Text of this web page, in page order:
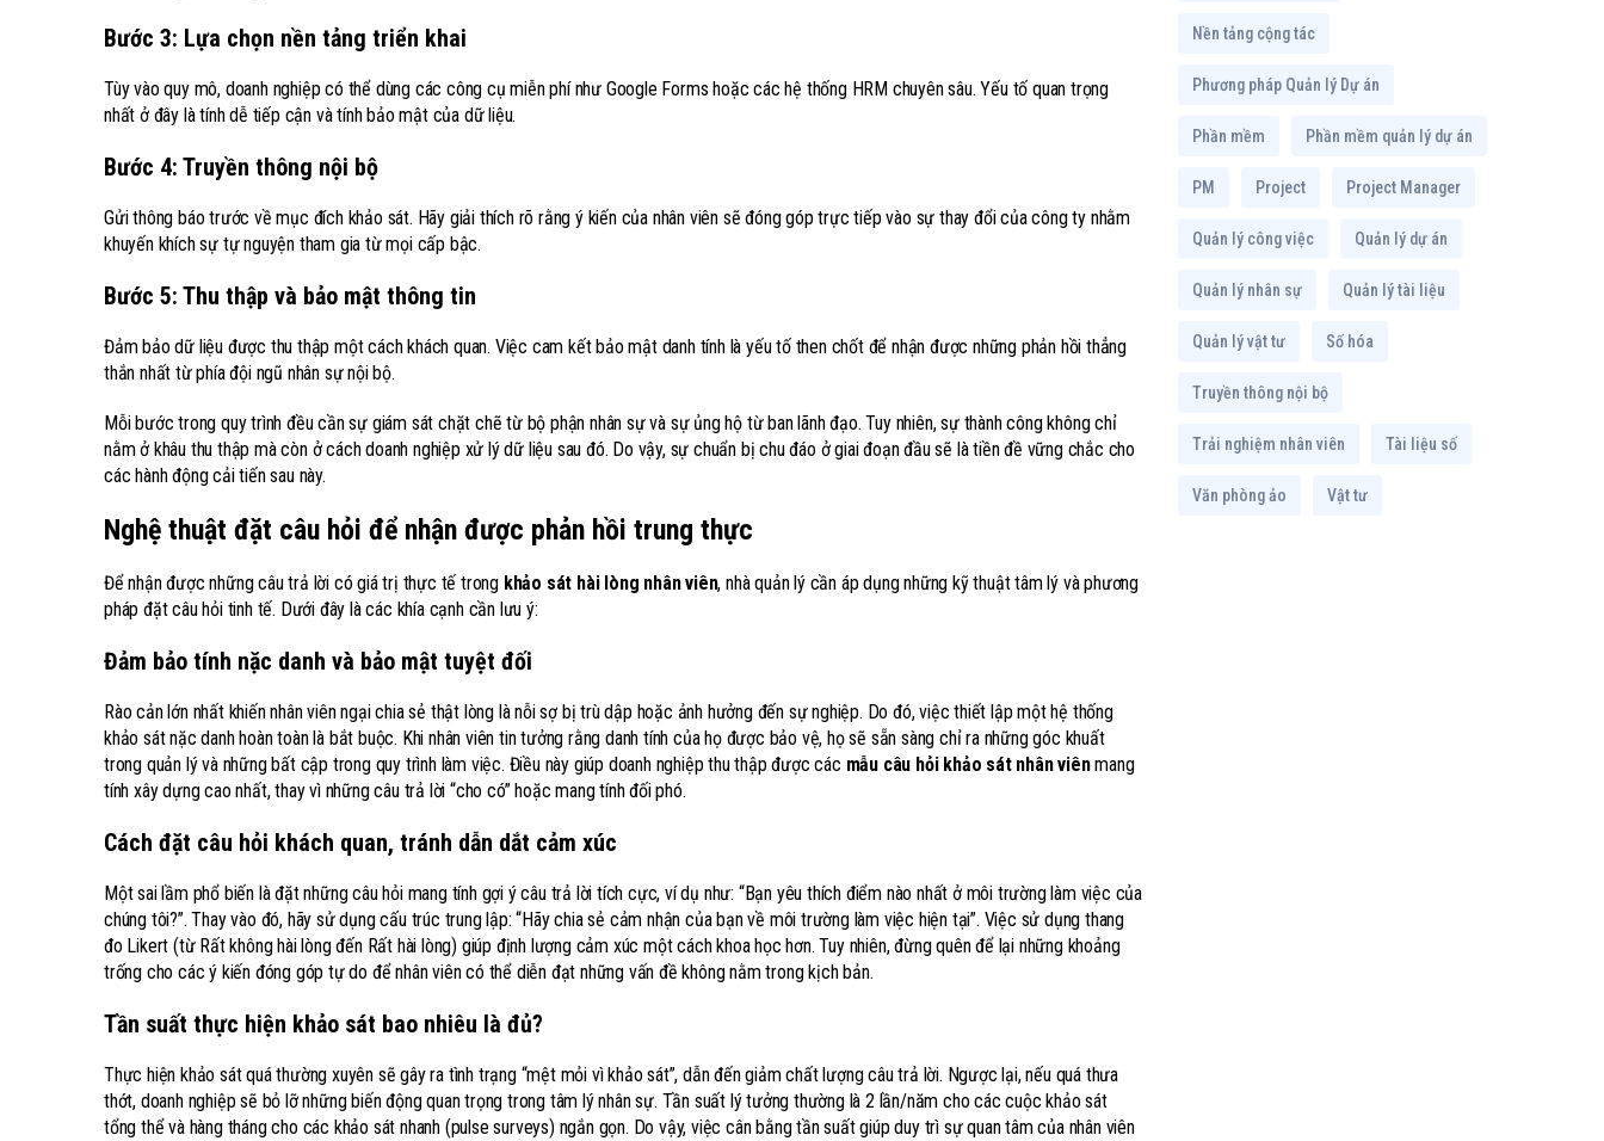
Bước 3: Lựa chọn nền tảng triển khai
Tùy vào quy mô, doanh nghiệp có thể dùng các công cụ miễn phí như Google Forms hoặc các hệ thống HRM chuyên sâu. Yếu tố quan trọng
nhất ở đây là tính dễ tiếp cận và tính bảo mật của dữ liệu.
Bước 4: Truyền thông nội bộ
Gửi thông báo trước về mục đích khảo sát. Hãy giải thích rõ rằng ý kiến của nhân viên sẽ đóng góp trực tiếp vào sự thay đổi của công ty nhằm
khuyến khích sự tự nguyện tham gia từ mọi cấp bậc.
Bước 5: Thu thập và bảo mật thông tin
Đảm bảo dữ liệu được thu thập một cách khách quan. Việc cam kết bảo mật danh tính là yếu tố then chốt để nhận được những phản hồi thẳng
thắn nhất từ phía đội ngũ nhân sự nội bộ.
Mỗi bước trong quy trình đều cần sự giám sát chặt chẽ từ bộ phận nhân sự và sự ủng hộ từ ban lãnh đạo. Tuy nhiên, sự thành công không chỉ
nằm ở khâu thu thập mà còn ở cách doanh nghiệp xử lý dữ liệu sau đó. Do vậy, sự chuẩn bị chu đáo ở giai đoạn đầu sẽ là tiền đề vững chắc cho
các hành động cải tiến sau này.
Nghệ thuật đặt câu hỏi để nhận được phản hồi trung thực
Để nhận được những câu trả lời có giá trị thực tế trong khảo sát hài lòng nhân viên, nhà quản lý cần áp dụng những kỹ thuật tâm lý và phương
pháp đặt câu hỏi tinh tế. Dưới đây là các khía cạnh cần lưu ý:
Đảm bảo tính nặc danh và bảo mật tuyệt đối
Rào cản lớn nhất khiến nhân viên ngại chia sẻ thật lòng là nỗi sợ bị trù dập hoặc ảnh hưởng đến sự nghiệp. Do đó, việc thiết lập một hệ thống
khảo sát nặc danh hoàn toàn là bắt buộc. Khi nhân viên tin tưởng rằng danh tính của họ được bảo vệ, họ sẽ sẵn sàng chỉ ra những góc khuất
trong quản lý và những bất cập trong quy trình làm việc. Điều này giúp doanh nghiệp thu thập được các mẫu câu hỏi khảo sát nhân viênmang
tính xây dựng cao nhất, thay vì những câu trả lời “cho có” hoặc mang tính đối phó.
Cách đặt câu hỏi khách quan, tránh dẫn dắt cảm xúc
Một sai lầm phổ biến là đặt những câu hỏi mang tính gợi ý câu trả lời tích cực, ví dụ như: “Bạn yêu thích điểm nào nhất ở môi trường làm việc của
chúng tôi?”. Thay vào đó, hãy sử dụng cấu trúc trung lập: “Hãy chia sẻ cảm nhận của bạn về môi trường làm việc hiện tại”. Việc sử dụng thang
đo Likert (từ Rất không hài lòng đến Rất hài lòng) giúp định lượng cảm xúc một cách khoa học hơn. Tuy nhiên, đừng quên để lại những khoảng
trống cho các ý kiến đóng góp tự do để nhân viên có thể diễn đạt những vấn đề không nằm trong kịch bản.
Tần suất thực hiện khảo sát bao nhiêu là đủ?
Thực hiện khảo sát quá thường xuyên sẽ gây ra tình trạng “mệt mỏi vì khảo sát”, dẫn đến giảm chất lượng câu trả lời. Ngược lại, nếu quá thưa
thớt, doanh nghiệp sẽ bỏ lỡ những biến động quan trọng trong tâm lý nhân sự. Tần suất lý tưởng thường là 2 lần/năm cho các cuộc khảo sát
tổng thể và hàng tháng cho các khảo sát nhanh (pulse surveys) ngắn gọn. Do vậy, việc cân bằng tần suất giúp duy trì sự quan tâm của nhân viên
Nền tảng cộng tác
Phương pháp Quản lý Dự án
Phần mềm Phần mềm quản lý dự án
PM Project Project Manager
Quản lý công việc Quản lý dự án
Quản lý nhân sự Quản lý tài liệu
Quản lý vật tư Số hóa
Truyền thông nội bộ
Trải nghiệm nhân viên Tài liệu số
Văn phòng ảo Vật tư